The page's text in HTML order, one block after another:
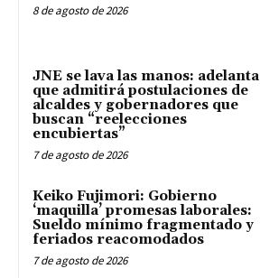
8 de agosto de 2026
JNE se lava las manos: adelanta
que admitirá postulaciones de
alcaldes y gobernadores que
buscan “reelecciones
encubiertas”
7 de agosto de 2026
Keiko Fujimori: Gobierno
‘maquilla’ promesas laborales:
Sueldo mínimo fragmentado y
feriados reacomodados
7 de agosto de 2026